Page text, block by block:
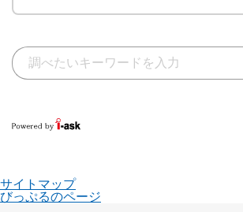
ドコモ光お問い合わせ先
サイトマップ
びっぷるのページ